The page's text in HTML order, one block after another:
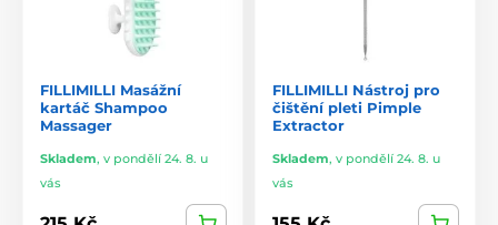
FILLIMILLI Masážní
kartáč Shampoo
Massager
Skladem, v pondělí 24. 8. u
vás
FILLIMILLI Nástroj pro
čištění pleti Pimple
Extractor
Skladem, v pondělí 24. 8. u
vás